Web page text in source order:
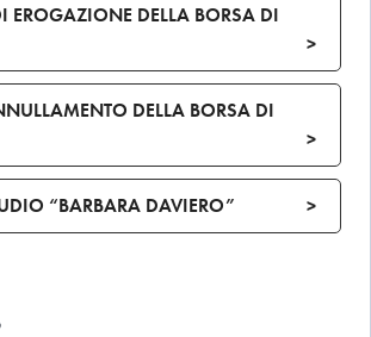
EROGAZIONE DELLA BORSA DI
>
DELLA BORSA DI
>
“BARBARA DAVIERO” >